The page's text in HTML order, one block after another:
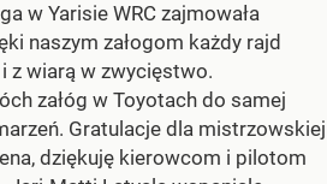
w Yarisie WRC zajmowała
naszym załogom każdy rajd
z wiarą w zwycięstwo.
załóg w Toyotach do samej
Gratulacje dla mistrzowskiej
dziękuję kierowcom i pilotom